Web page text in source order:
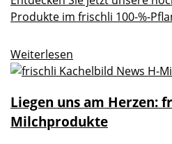
Produkte im frischli 100-%-
Weiterlesen
Liegen uns am Herzen:
Milchprodukte